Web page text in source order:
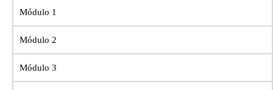
Módulo 1
Módulo 2
Módulo 3